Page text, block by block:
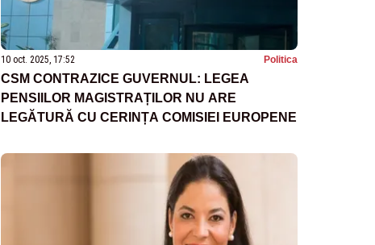
10 oct. 2025, 17:52 Politica
CSM CONTRAZICE GUVERNUL: LEGEA
PENSIILOR MAGISTRAȚILOR NU ARE
LEGĂTURĂ CU CERINȚA COMISIEI EUROPENE